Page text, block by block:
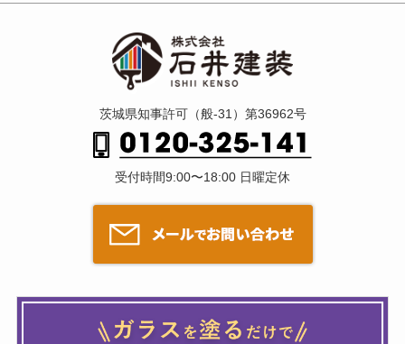
茨城県知事許可（般-31）第36962号
受付時間9:00〜18:00 日曜定休